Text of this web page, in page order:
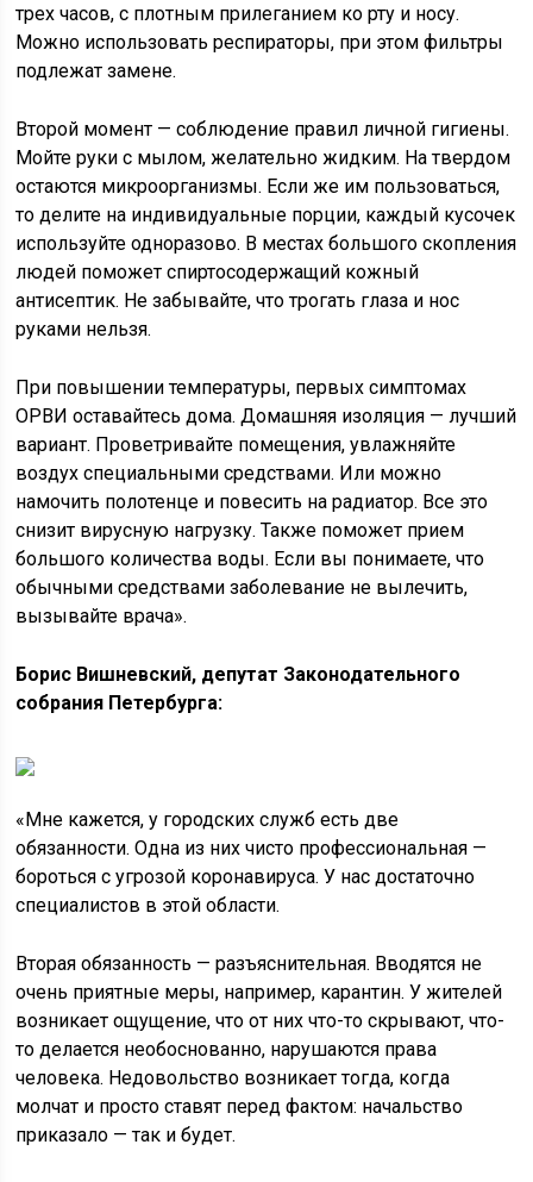
трех часов, с плотным прилеганием ко рту и носу.
Можно использовать респираторы, при этом фильтры
подлежат замене.
Второй момент — соблюдение правил личной гигиены.
Мойте руки с мылом, желательно жидким. На твердом
остаются микроорганизмы. Если же им пользоваться,
то делите на индивидуальные порции, каждый кусочек
используйте одноразово. В местах большого скопления
людей поможет спиртосодержащий кожный
антисептик. Не забывайте, что трогать глаза и нос
руками нельзя.
При повышении температуры, первых симптомах
ОРВИ оставайтесь дома. Домашняя изоляция — лучший
вариант. Проветривайте помещения, увлажняйте
воздух специальными средствами. Или можно
намочить полотенце и повесить на радиатор. Все это
снизит вирусную нагрузку. Также поможет прием
большого количества воды. Если вы понимаете, что
обычными средствами заболевание не вылечить,
вызывайте врача».
Борис Вишневский, депутат Законодательного
собрания Петербурга:
«Мне кажется, у городских служб есть две
обязанности. Одна из них чисто профессиональная —
бороться с угрозой коронавируса. У нас достаточно
специалистов в этой области.
Вторая обязанность — разъяснительная. Вводятся не
очень приятные меры, например, карантин. У жителей
возникает ощущение, что от них что-то скрывают, что-
то делается необоснованно, нарушаются права
человека. Недовольство возникает тогда, когда
молчат и просто ставят перед фактом: начальство
приказало — так и будет.